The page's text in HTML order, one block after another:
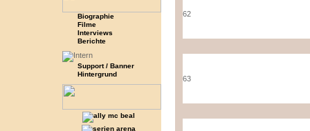
Biographie
Filme
Interviews
Berichte
Support / Banner
Hintergrund
62
63